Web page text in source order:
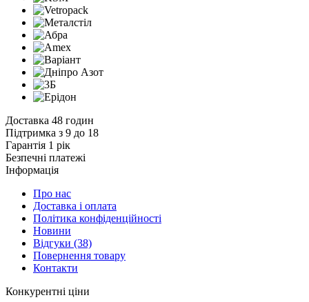
Доставка 48 годин
Підтримка з 9 до 18
Гарантія 1 рік
Безпечні платежі
Інформація
Про нас
Доставка і оплата
Політика конфіденційності
Новини
Відгуки (38)
Повернення товару
Контакти
Конкурентні ціни